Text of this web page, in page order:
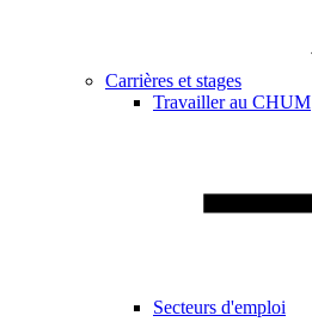
Carrières et stages
Travailler au CHUM
Secteurs d'emploi